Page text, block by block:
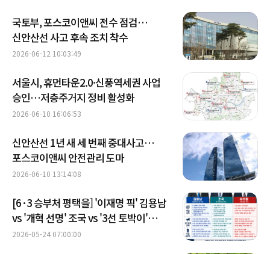
국토부, 포스코이앤씨 전수 점검…
신안산선 사고 후속 조치 착수
2026-06-12 10:03:49
서울시, 휴먼타운2.0·신풍역세권 사업
승인…저층주거지 정비 활성화
2026-06-10 16:06:53
신안산선 1년 새 세 번째 중대사고…
포스코이앤씨 안전관리 도마
2026-06-10 13:14:08
[6·3 승부처 평택을] '이재명 픽' 김용남
vs '개혁 선명' 조국 vs '3선 토박이'
유의동
2026-05-24 07:00:00